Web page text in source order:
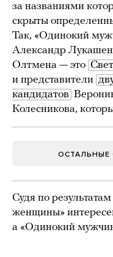
за названиями
скрыты
Так, «Одинокий
Александр
Олтмена — это
и представители
кандидатов
Колесникова,
ОСТАЛЬНЫЕ
Судя по
женщины»
а «Одинокий